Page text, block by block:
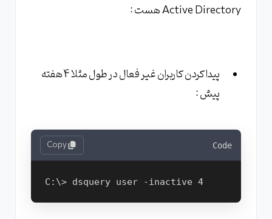
Active Directory هست :
پیدا کردن کاربران غیر فعال در طول مثلا 4 هفته
پیش :
Code
Copy
C:\> dsquery user -inactive 4